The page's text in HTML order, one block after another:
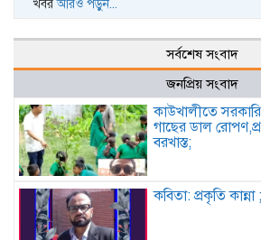
খবরআরও পড়ুন...
সর্বশেষ সংবাদ
জনপ্রিয় সংবাদ
কাউখালীতে
গাছের ডাল
বরখাস্ত;
কবিতা: প্রকৃতি কান্না ;